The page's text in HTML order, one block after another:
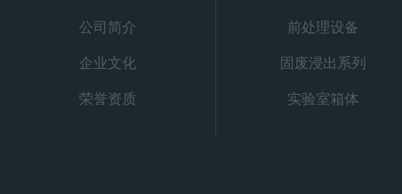
公司简介
企业文化
荣誉资质
前处理设备
固废浸出系列
实验室箱体